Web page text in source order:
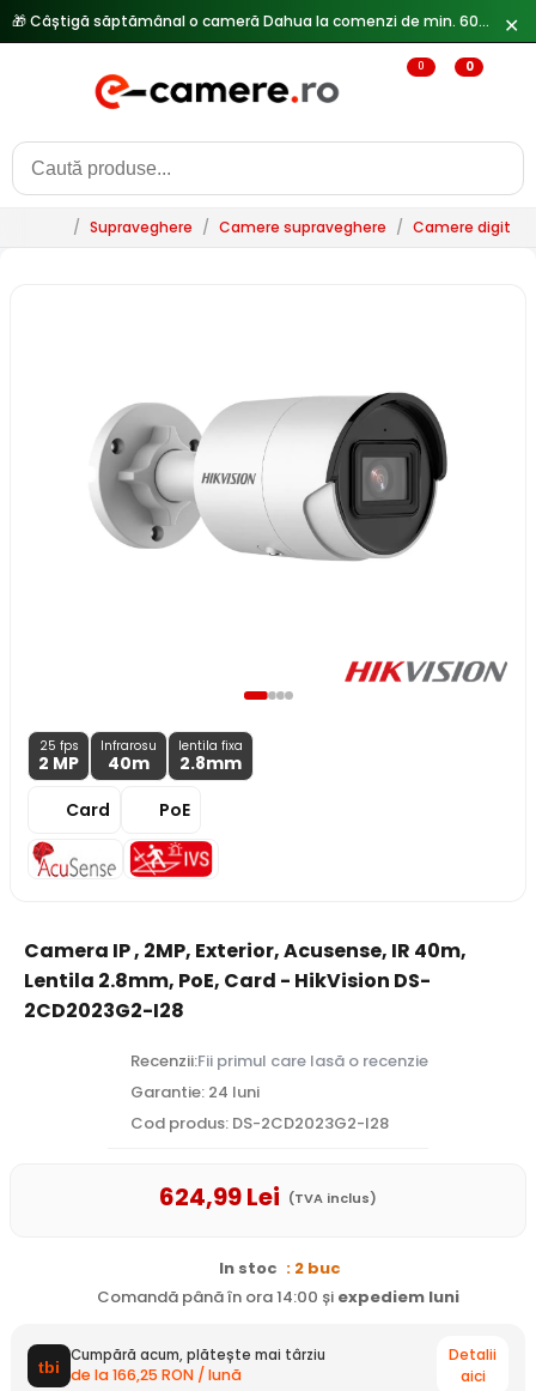
✕
0 0
/ Supraveghere / Camere supraveghere / Camere digitale
25 fps
2 MP
Infrarosu
40m
lentila fixa
2.8mm
Card
PoE
Camera IP , 2MP, Exterior, Acusense, IR 40m,
Lentila 2.8mm, PoE, Card - HikVision DS-
2CD2023G2-I28
Recenzii:Fii primul care lasă o recenzie
Garantie: 24 luni
Cod produs: DS-2CD2023G2-I28
624,99Lei (TVA inclus)
In stoc : 2 buc
Comandă până în ora 14:00 și expediem luni
Cumpără acum, plătește mai târziu
de la 166,25 RON / lună
Detalii
aici